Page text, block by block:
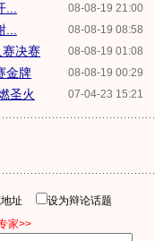
08-08-19 21:00
08-08-19 08:58
08-08-19 01:08
决赛
08-08-19 00:29
金牌
07-04-23 15:21
圣火
地址
设为辩论话题
家>>